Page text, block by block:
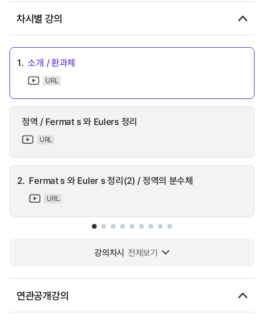
차시별 강의
1. 소개 / 환과체
URL
정역 / Fermat s 와 Eulers 정리
URL
2. Fermat s 와 Euler s 정리(2) / 정역의 분수체
URL
강의차시 전체보기
연관공개강의